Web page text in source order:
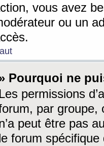
vous avez
ou un
Pourquoi ne
Les permissions
par groupe,
peut être pas
forum